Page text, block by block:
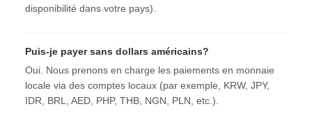
disponibilité dans votre pays).
Puis-je payer sans dollars américains?
Oui. Nous prenons en charge les paiements en monnaie
locale via des comptes locaux (par exemple, KRW, JPY,
IDR, BRL, AED, PHP, THB, NGN, PLN, etc.).